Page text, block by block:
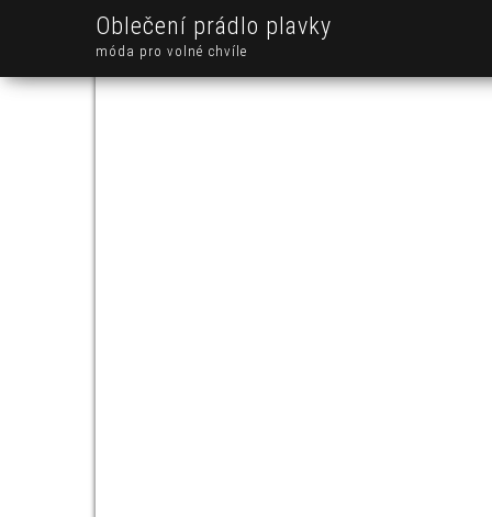
Oblečení prádlo plavky
móda pro volné chvíle